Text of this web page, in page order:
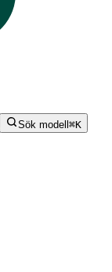
Sök modell ⌘K